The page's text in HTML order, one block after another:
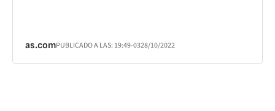
as.comPUBLICADO A LAS: 19:49-0328/10/2022